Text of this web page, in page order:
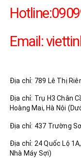
Email:
Địa chỉ: 789 Lê Thị
Địa chỉ: Trụ H3 Chân
Hoàng Mai, Hà Nội
Địa chỉ: 437 Trường
Địa chỉ: 24 Quốc Lộ
Nhà Máy Sợi)